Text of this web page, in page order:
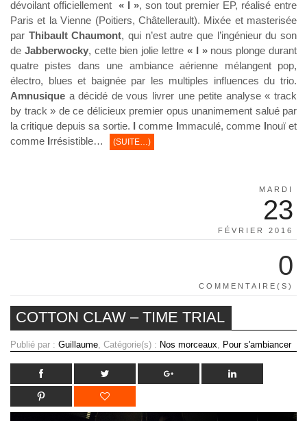
dévoilant officiellement « I », son tout premier EP, réalisé entre
Paris et la Vienne (Poitiers, Châtellerault). Mixée et masterisée
par Thibault Chaumont, qui n’est autre que l’ingénieur du son
de Jabberwocky, cette bien jolie lettre « I »nous plonge durant
quatre pistes dans une ambiance aérienne mélangent pop,
électro, blues et baignée par les multiples influences du trio.
Amnusique a décidé de vous livrer une petite analyse « track
by track » de ce délicieux premier opus unanimement salué par
la critique depuis sa sortie. I comme Immaculé, comme Inouï et
comme Irrésistible… (SUITE…)
MARDI
23
FÉVRIER 2016
0
COMMENTAIRE(S)
COTTON CLAW – TIME TRIAL
Publié par : Guillaume , Catégorie(s) : Nos morceaux Pour s'ambiancer